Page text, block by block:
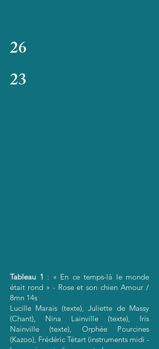
26
23
Tableau 1 : « En ce temps-là le monde
était rond » - Rose et son chien Amour /
8mn 14s
Lucille Marais (texte), Juliette de Massy
(Chant), Nina Lainville (texte), Iris
Nainville (texte), Orphée Pourcines
(Kazoo), Frédéric Tétart (instruments midi -